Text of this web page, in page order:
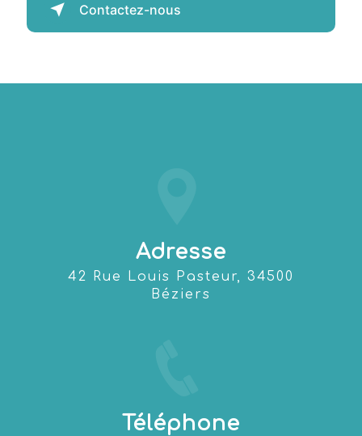
Contactez-nous
Adresse
42 Rue Louis Pasteur, 34500
Béziers
Téléphone